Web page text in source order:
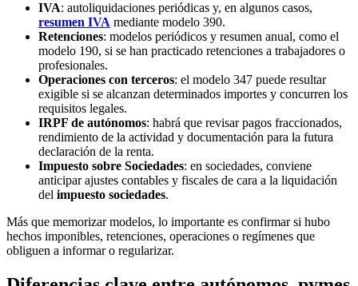
IVA: autoliquidaciones periódicas y, en algunos casos,
resumen IVA mediante modelo 390.
Retenciones: modelos periódicos y resumen anual, como el
modelo 190, si se han practicado retenciones a trabajadores o
profesionales.
Operaciones con terceros: el modelo 347 puede resultar
exigible si se alcanzan determinados importes y concurren los
requisitos legales.
IRPF de autónomos: habrá que revisar pagos fraccionados,
rendimiento de la actividad y documentación para la futura
declaración de la renta.
Impuesto sobre Sociedades: en sociedades, conviene
anticipar ajustes contables y fiscales de cara a la liquidación
del impuesto sociedades.
Más que memorizar modelos, lo importante es confirmar si hubo
hechos imponibles, retenciones, operaciones o regímenes que
obliguen a informar o regularizar.